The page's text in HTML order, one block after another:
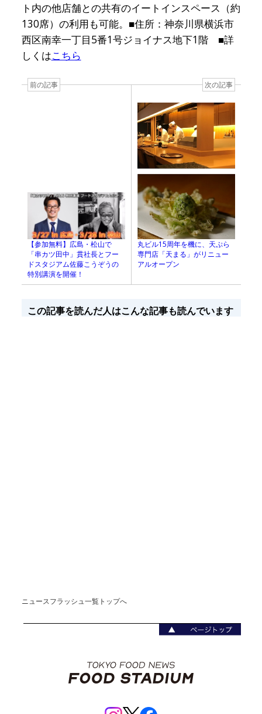
ト内の他店舗との共有のイートインスペース（約
130席）の利用も可能。■住所：神奈川県横浜市
西区南幸一丁目5番1号ジョイナス地下1階 ■詳
しくはこちら
前の記事
【参加無料】広島・松山で
「串カツ田中」貫社長とフー
ドスタジアム佐藤こうぞうの
特別講演を開催！
次の記事
丸ビル15周年を機に、天ぷら
専門店「天まる」がリニュー
アルオープン
この記事を読んだ人はこんな記事も読んでいます
ニュースフラッシュ一覧トップへ